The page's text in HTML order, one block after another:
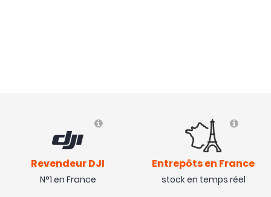
Revendeur DJI
N°1 en France
Entrepôts en France
stock en temps réel